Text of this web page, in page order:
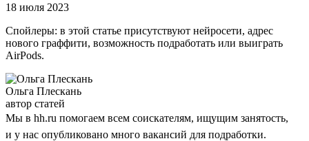
18 июля 2023
Спойлеры: в этой статье присутствуют нейросети, адрес
нового граффити, возможность подработать или выиграть
AirPods.
Ольга Плескань
автор статей
Мы в hh.ru помогаем всем соискателям, ищущим занятость,
и у нас опубликовано много вакансий для подработки.